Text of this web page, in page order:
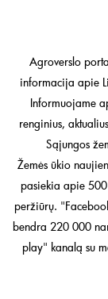
Agroverslo
informacija apie
Informuojame
renginius,
Sąjungos
Žemės ūkio
pasiekia apie
peržiūrų.
bendra 220 000
play" kanalą su